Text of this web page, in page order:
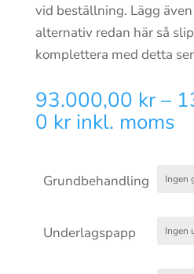
vid beställning. Lägg
alternativ redan här så
komplettera med detta
93.000,00 kr –
0 krPrisintervall:
138.015,00
inkl. moms
Grundbehandling
Underlagspapp